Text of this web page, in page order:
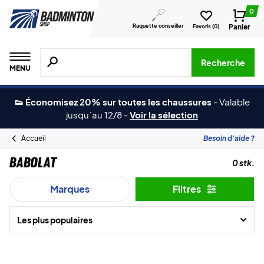
Raquette conseiller Favoris (0)
0
Panier
MENU
Recherche de produits, de marques, etc.
Recherche
👟 Économisez 20% sur toutes les chaussures -Valable
jusqu´au 12/8 -Voir la sélection
Accueil Besoin d'aide ?
Babolat 0 stk.
Marques Filtres
Les plus populaires